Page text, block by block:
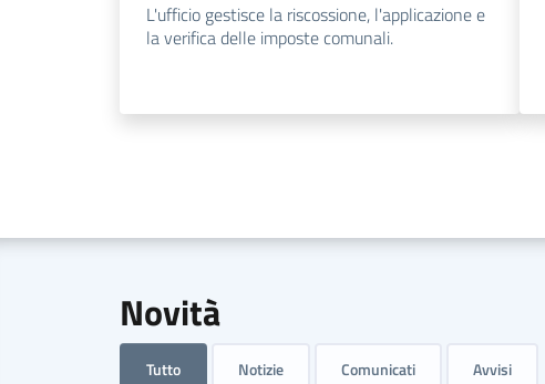
L'ufficio gestisce la riscossione, l'applicazione e
la verifica delle imposte comunali.
Novità
Tutto Notizie Comunicati Avvisi